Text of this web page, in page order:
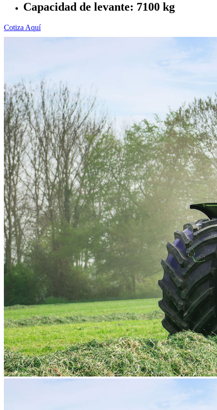
Capacidad de levante: 7100 kg
Cotiza Aquí